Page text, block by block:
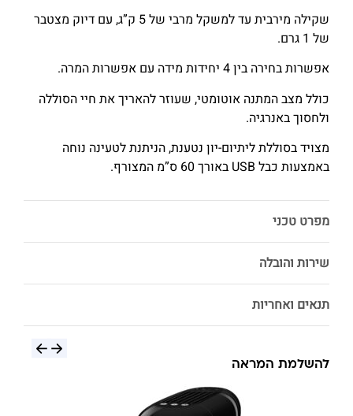
שקילה מירבית עד למשקל מרבי של 5 ק”ג, עם דיוק מצטבר
של 1 גרם.
אפשרות בחירה בין 4 יחידות מידה עם אפשרות המרה.
כולל מצב המתנה אוטומטי, שעוזר להאריך את חיי הסוללה
ולחסוך באנרגיה.
מצויד בסוללת ליתיום-יון נטענת, הניתנת לטעינה נוחה
באמצעות כבל USB באורך 60 ס”מ המצורף.
מפרט טכני
שירות והובלה
תנאים ואחריות
להשלמת המראה